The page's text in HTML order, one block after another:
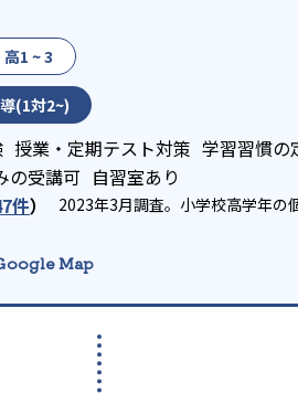
高1 ~ 3
(1対2~)
授業・定期テスト対策 学習習慣の
の受講可 自習室あり
件） 2023年3月調査。 小学校高学年の
Map